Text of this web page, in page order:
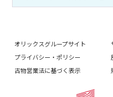
オリックスグループサイト
プライバシー・ポリシー
古物営業法に基づく表示